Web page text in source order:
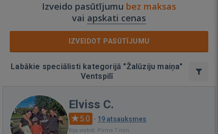
Izveido pasūtījumu bez maksas
vai apskati cenas
IZVEIDOT PASŪTĪJUMU
Labākie speciālisti kategorijā "Žalūziju maiņa"
Ventspilī
Elviss C.
5.0 · 19 atsauksmes
Bija vietnē: Pirms 7 min.